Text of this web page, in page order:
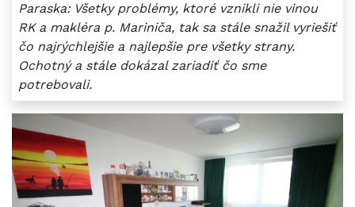
Paraska: Všetky problémy, ktoré vznikli nie vinou
RK a makléra p. Mariniča, tak sa stále snažil vyriešiť
čo najrýchlejšie a najlepšie pre všetky strany.
Ochotný a stále dokázal zariadiť čo sme
potrebovali.